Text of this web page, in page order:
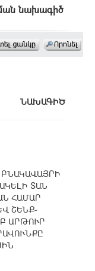
նախագիծ
ՆԱԽԱԳԻԾ
ՏԱՆ
ՀԱՄԱՐ
ՇԵՆՔ-
ԱՐԹՈՒՐ